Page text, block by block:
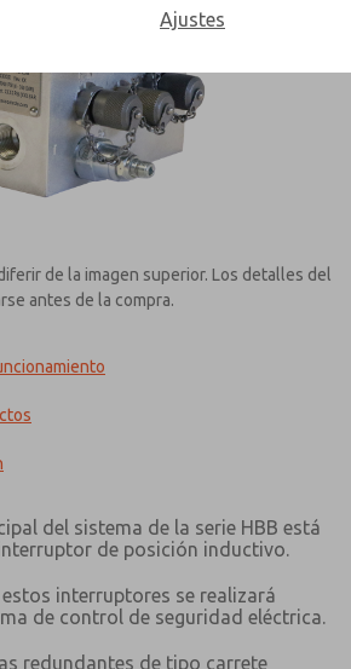
de la imagen superior. Los detalles del
antes de la compra.
del sistema de la serie HBB está
de posición inductivo.
interruptores se realizará
de control de seguridad eléctrica.
redundantes de tipo carrete
ROSS Mexico for
Ajustes